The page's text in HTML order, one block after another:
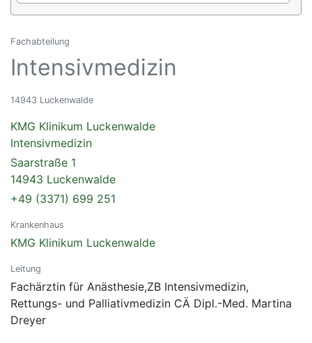
Fachabteilung
Intensivmedizin
14943 Luckenwalde
KMG Klinikum Luckenwalde
Intensivmedizin
Saarstraße 1
14943 Luckenwalde
+49 (3371) 699 251
Krankenhaus
KMG Klinikum Luckenwalde
Leitung
Fachärztin für Anästhesie,ZB Intensivmedizin,
Rettungs- und Palliativmedizin CÄ Dipl.-Med. Martina
Dreyer